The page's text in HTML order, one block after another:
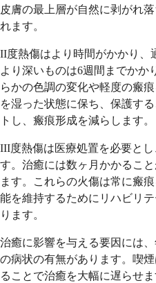
皮膚の最上層が自然に剥がれ
れます。
II度熱傷はより時間がかかり、
より深いものは6週間までかか
らかの色調の変化や軽度の瘢
を湿った状態に保ち、保護す
トし、瘢痕形成を減らします。
III度熱傷は医療処置を必要と
す。治癒には数ヶ月かかるこ
ます。これらの火傷は常に瘢
能を維持するためにリハビリ
ります。
治癒に影響を与える要因には
の病状の有無があります。喫
ることで治癒を大幅に遅らせ